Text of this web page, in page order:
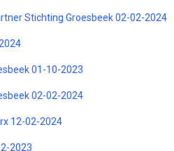
Stichting Groesbeek 02-02-2024
01-10-2023
02-02-2024
12-02-2024
2023